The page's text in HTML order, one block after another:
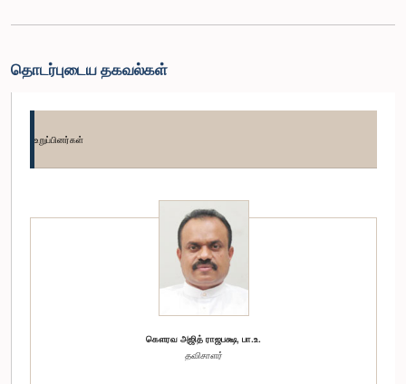
தொடர்புடைய தகவல்கள்
உறுப்பினர்கள்
கௌரவ அஜித் ராஜபக்ஷ, பா.உ.
தவிசாளர்